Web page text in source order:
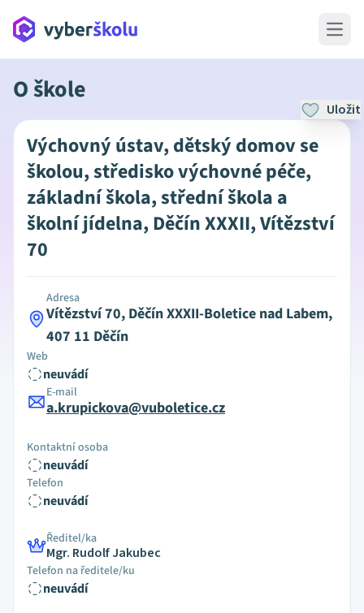
Open
O škole
Uložit
Výchovný ústav, dětský domov se
školou, středisko výchovné péče,
základní škola, střední škola a
školní jídelna, Děčín XXXII, Vítězství
70
Adresa
Vítězství 70, Děčín XXXII-Boletice nad Labem,
407 11 Děčín
Web
neuvádí
E-mail
a.krupickova@vuboletice.cz
Kontaktní osoba
neuvádí
Telefon
neuvádí
Ředitel/ka
Mgr. Rudolf Jakubec
Telefon na ředitele/ku
neuvádí